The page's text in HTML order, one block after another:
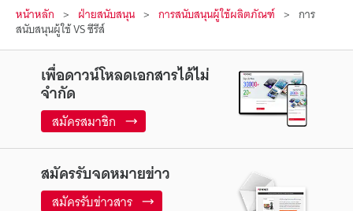
หน้าหลัก ฝ่ายสนับสนุน การสนับสนุนผู้ใช้ผลิตภัณฑ์ การ
สนับสนุนผู้ใช้ VS ซีรีส์
เพื่อดาวน์โหลดเอกสารได้ไม่
จำกัด
สมัครสมาชิก
สมัครรับจดหมายข่าว
สมัครรับข่าวสาร